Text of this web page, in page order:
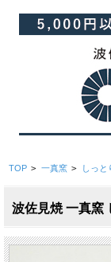
TOP > 一真窯 > しっと
波佐見焼 一真窯